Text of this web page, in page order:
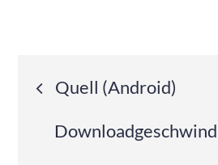
Post
navigation
Quell (Android)